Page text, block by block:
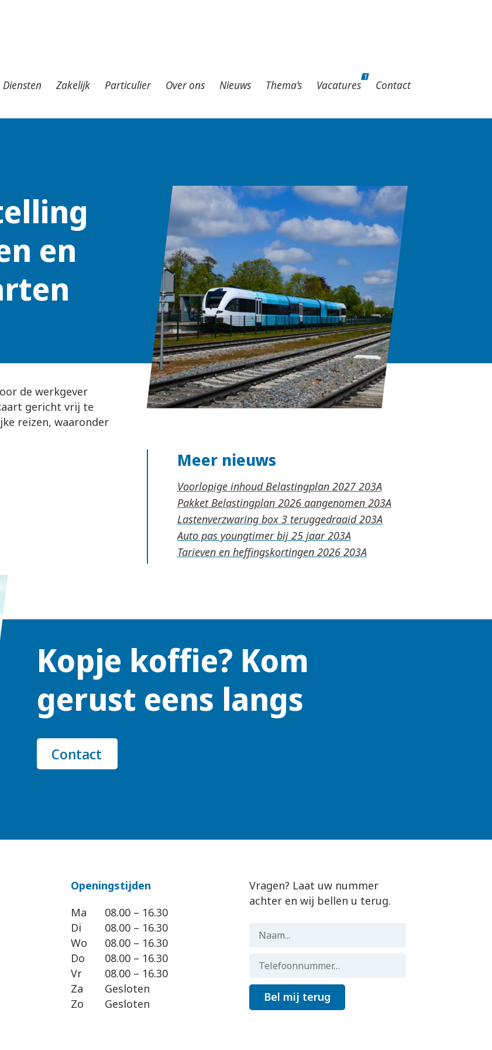
Diensten Zakelijk Particulier Over ons Nieuws Thema’s Vacatures
1
Contact
en
de werkgever
gericht vrij te
reizen, waaronder
Meer nieuws
Voorlopige inhoud Belastingplan 2027
Pakket Belastingplan 2026 aangenomen
Lastenverzwaring box 3 teruggedraaid
Auto pas youngtimer bij 25 jaar
Tarieven en heffingskortingen 2026
Kopje koffie? Kom
gerust eens langs
Contact
Openingstijden
Ma
Di
Wo
Do
Vr
Za
Zo
08.00 – 16.30
08.00 – 16.30
08.00 – 16.30
08.00 – 16.30
08.00 – 16.30
Gesloten
Gesloten
Vragen? Laat uw nummer
achter en wij bellen u terug.
Bel mij terug